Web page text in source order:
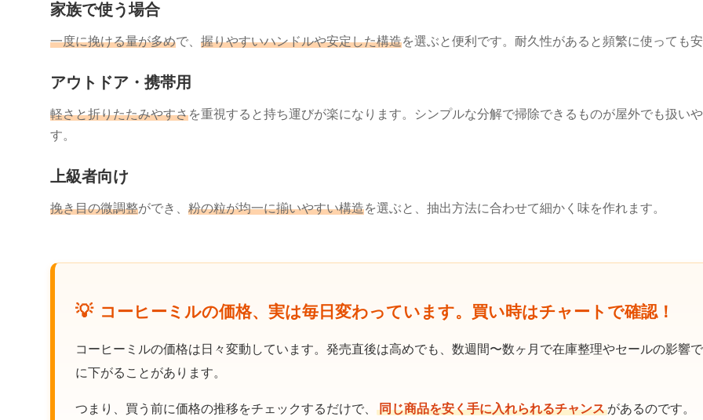
家族で使う場合
一度に挽ける量が多めで、 握りやすいハンドルや安定した構造を選ぶと便利です。耐久性があると頻繁に使っても
アウトドア・携帯用
軽さと折りたたみやすさを重視すると持ち運びが楽になります。シンプルな分解で掃除できるものが屋外でも扱い
す。
上級者向け
挽き目の微調整ができ、 粉の粒が均一に揃いやすい構造を選ぶと、抽出方法に合わせて細かく味を作れます。
💡 コーヒーミルの価格、実は毎日変わっています。買い時はチャートで確認！
コーヒーミルの価格は日々変動しています。発売直後は高めでも、数週間〜数ヶ月で在庫整理やセールの影響
に下がることがあります。
つまり、買う前に価格の推移をチェックするだけで、 同じ商品を安く手に入れられるチャンスがあるのです。